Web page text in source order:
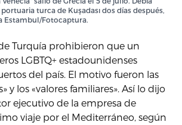
turca de Kuşadası dos días después,
Estambul/Fotocaptura.
Turquía prohibieron que un
LGBTQ+ estadounidenses
del país. El motivo fueron las
y los «valores familiares». Así lo dijo
ejecutivo de la empresa de
viaje por el Mediterráneo, según